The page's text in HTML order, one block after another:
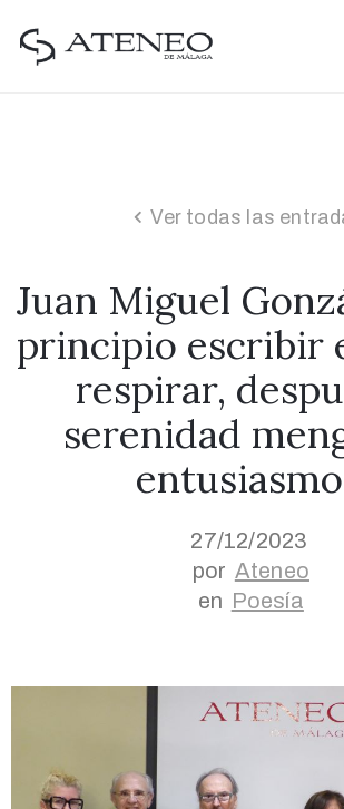
Ver todas las
Juan Miguel
principio escribir
respirar,
serenidad
27/12/2023
por Ateneo
en Poesía